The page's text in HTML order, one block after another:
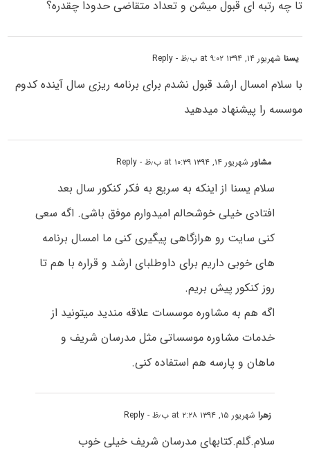
تا چه رتبه ای قبول میشن و تعداد متقاضی حدودا چقدره؟
یسناشهریور ۱۴, ۱۳۹۴ at ۹:۰۲ ب٫ظ - Reply
با سلام امسال ارشد قبول نشدم برای برنامه ریزی سال آینده کدوم
موسسه را پیشنهاد میدهید
مشاورشهریور ۱۴, ۱۳۹۴ at ۱۰:۳۹ ب٫ظ - Reply
سلام یسنا از اینکه به سریع به فکر کنکور سال بعد
افتادی خیلی خوشحالم امیدوارم موفق باشی. اگه سعی
کنی سایت رو هرازگاهی پیگیری کنی ما امسال برنامه
های خوبی داریم برای داوطلبای ارشد و قراره با هم تا
روز کنکور پیش بریم.
اگه هم به مشاوره موسسات علاقه مندید میتونید از
خدمات مشاوره موسساتی مثل مدرسان شریف و
ماهان و پارسه هم استفاده کنی.
زهراشهریور ۱۵, ۱۳۹۴ at ۲:۲۸ ب٫ظ - Reply
سلام.گلم.کتابهای مدرسان شریف خیلی خوب